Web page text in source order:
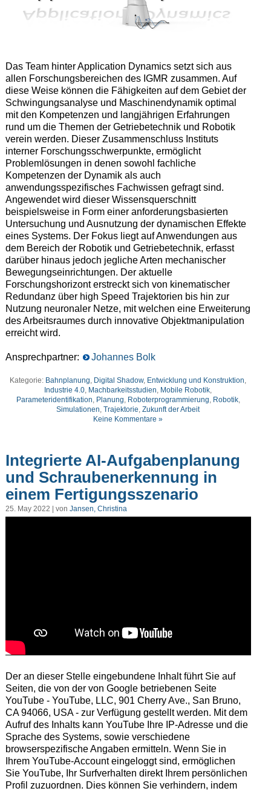
Das Team hinter Application Dynamics setzt sich aus
allen Forschungsbereichen des IGMR zusammen. Auf
diese Weise können die Fähigkeiten auf dem Gebiet der
Schwingungsanalyse und Maschinendynamik optimal
mit den Kompetenzen und langjährigen Erfahrungen
rund um die Themen der Getriebetechnik und Robotik
verein werden. Dieser Zusammenschluss Instituts
interner Forschungsschwerpunkte, ermöglicht
Problemlösungen in denen sowohl fachliche
Kompetenzen der Dynamik als auch
anwendungsspezifisches Fachwissen gefragt sind.
Angewendet wird dieser Wissensquerschnitt
beispielsweise in Form einer anforderungsbasierten
Untersuchung und Ausnutzung der dynamischen Effekte
eines Systems. Der Fokus liegt auf Anwendungen aus
dem Bereich der Robotik und Getriebetechnik, erfasst
darüber hinaus jedoch jegliche Arten mechanischer
Bewegungseinrichtungen. Der aktuelle
Forschungshorizont erstreckt sich von kinematischer
Redundanz über high Speed Trajektorien bis hin zur
Nutzung neuronaler Netze, mit welchen eine Erweiterung
des Arbeitsraumes durch innovative Objektmanipulation
erreicht wird.
Ansprechpartner: Johannes Bolk
Kategorie: Bahnplanung, Digital Shadow, Entwicklung und Konstruktion,
Industrie 4.0, Machbarkeitsstudien, Mobile Robotik,
Parameteridentifikation, Planung, Roboterprogrammierung, Robotik,
Simulationen,Trajektorie,Zukunft der Arbeit
Keine Kommentare »
Integrierte AI-Aufgabenplanung
und Schraubenerkennung in
einem Fertigungsszenario
25. May 2022 | von Jansen, Christina
Der an dieser Stelle eingebundene Inhalt führt Sie auf
Seiten, die von der von Google betriebenen Seite
YouTube - YouTube, LLC, 901 Cherry Ave., San Bruno,
CA 94066, USA - zur Verfügung gestellt werden. Mit dem
Aufruf des Inhalts kann YouTube Ihre IP-Adresse und die
Sprache des Systems, sowie verschiedene
browserspezifische Angaben ermitteln. Wenn Sie in
Ihrem YouTube-Account eingeloggt sind, ermöglichen
Sie YouTube, Ihr Surfverhalten direkt Ihrem persönlichen
Profil zuzuordnen. Dies können Sie verhindern, indem